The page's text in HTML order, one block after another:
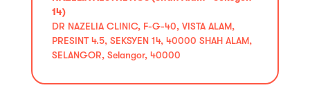
14)
DR NAZELIA CLINIC, F-G-40, VISTA ALAM,
PRESINT 4.5, SEKSYEN 14, 40000 SHAH ALAM,
SELANGOR, Selangor, 40000